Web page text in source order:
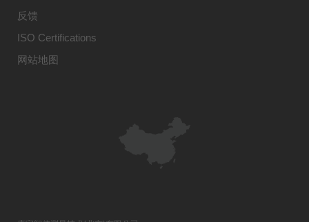
反馈
ISO Certifications
网站地图